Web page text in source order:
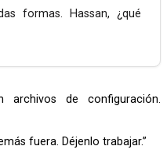
formas. Hassan, ¿qué
fuera. Déjenlo trabajar.”